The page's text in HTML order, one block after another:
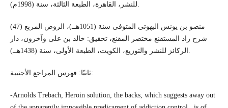
(47) منصو بن يونس البهوتى المتوفى سنة (1051هــ)، الروض المربع
شرح زاد المستقنع مختصر المقنع، تحقيق: خالد بن على وآخرون، دار
ثانيًا: فهرس المراجع الأجنبية:
-Arnolds Trebach, Heroin solution, the backs, which suggests away out